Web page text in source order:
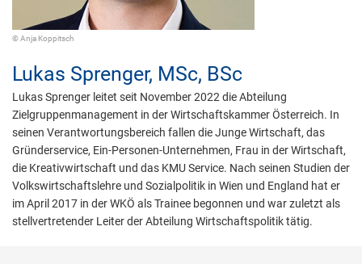
© Anja Koppitsch
Lukas Sprenger, MSc, BSc
Lukas Sprenger leitet seit November 2022 die Abteilung
Zielgruppenmanagement in der Wirtschaftskammer Österreich. In
seinen Verantwortungsbereich fallen die Junge Wirtschaft, das
Gründerservice, Ein-Personen-Unternehmen, Frau in der Wirtschaft,
die Kreativwirtschaft und das KMU Service. Nach seinen Studien der
Volkswirtschaftslehre und Sozialpolitik in Wien und England hat er
im April 2017 in der WKÖ als Trainee begonnen und war zuletzt als
stellvertretender Leiter der Abteilung Wirtschaftspolitik tätig.